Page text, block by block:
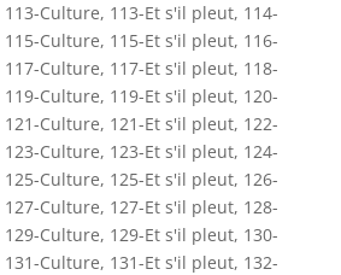
113-Culture, 113-Et s'il pleut, 114-
115-Culture, 115-Et s'il pleut, 116-
117-Culture, 117-Et s'il pleut, 118-
119-Culture, 119-Et s'il pleut, 120-
121-Culture, 121-Et s'il pleut, 122-
123-Culture, 123-Et s'il pleut, 124-
125-Culture, 125-Et s'il pleut, 126-
127-Culture, 127-Et s'il pleut, 128-
129-Culture, 129-Et s'il pleut, 130-
131-Culture, 131-Et s'il pleut, 132-